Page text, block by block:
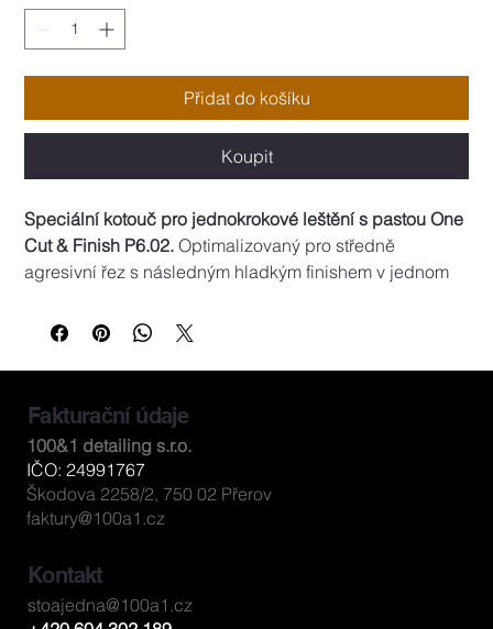
Přidat do košíku
Koupit
Speciální kotouč pro jednokrokové leštění s pastou One
Cut & Finish P6.02. Optimalizovaný pro středně
agresivní řez s následným hladkým finishem v jednom
polovičním čase oproti vícekrokové korekci.
Použití: 126 mm, standardní unašeč 125 mm. Nejlepší
kombinace: oranžový kotouč + pasta One Cut & Finish
+ rychlost 1500–2000 ot/min. Před prvním použitím
navlhčit.
Obsah / velikost: Ø 126 mm
Fakturační údaje
100&1 detailing s.r.o.
IČO: 24991767
Škodova 2258/2, 750 02 Přerov
faktury@100a1.cz
Kontakt
stoajedna@100a1.cz